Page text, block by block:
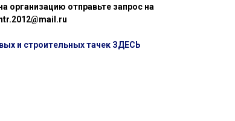
организацию отправьте запрос на
и строительных тачек ЗДЕСЬ